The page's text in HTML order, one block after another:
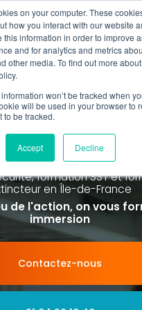
on your computer. These
how you interact with our website
this information in order to improve
and for analytics and metrics
other media. To find out more
won’t be tracked when
will be used in your browser to
to be tracked.
Accept Decline
Rappel
de la formation
la Formation Incendie
La Défense depuis
formation SST et
en Île-de-France
de l'action, on vous
immersion
Contactez-nous